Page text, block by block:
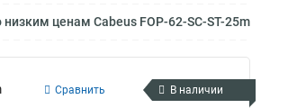
низким ценам Cabeus FOP-62-SC-ST-25m
Сравнить В наличии